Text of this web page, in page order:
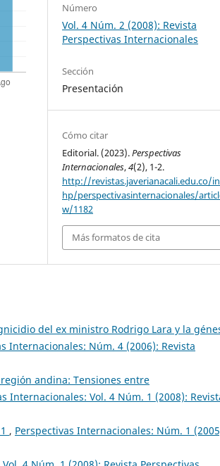
Número
Vol. 4 Núm. 2 (2008): Revista
Perspectivas Internacionales
Sección
Presentación
Cómo citar
Editorial. (2023).Perspectivas
Internacionales,4(2), 1-2.
http://revistas.javerianacali.edu.co/
hp/perspectivasinternacionales/
w/1182
Más formatos de cita
del ex ministro Rodrigo Lara y la
Internacionales: Núm. 4 (2006): Revista
andina: Tensiones entre
Internacionales: Vol. 4 Núm. 1 (2008):
, Perspectivas Internacionales: Núm. 1